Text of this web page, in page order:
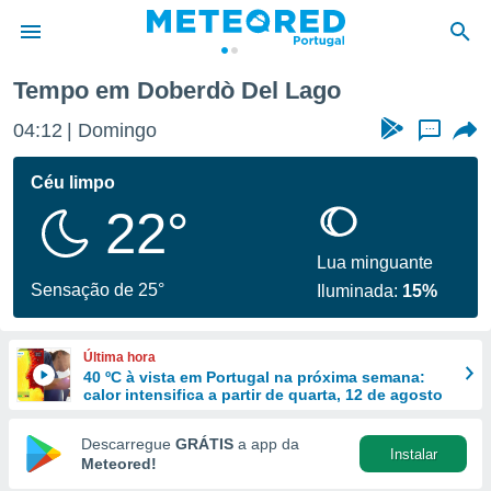
da
foi
fornecidas
a este
das
e
forma
digital
Tempo em Doberdò Del Lago
04:12 Domingo ...
Céu limpo
22°
Sensação de 25°
Lua minguante
Iluminada: 15%
Última hora
40 ºC à vista em Portugal na próxima semana:
calor intensifica a partir de quarta, 12 de agosto
Descarregue GRÁTIS a app da
Meteored!
Instalar